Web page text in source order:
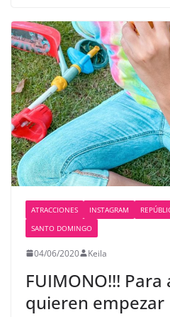
ATRACCIONES INSTAGRAM
SANTO DOMINGO
04/06/2020 Keila
FUIMONO!!!
quieren empezar